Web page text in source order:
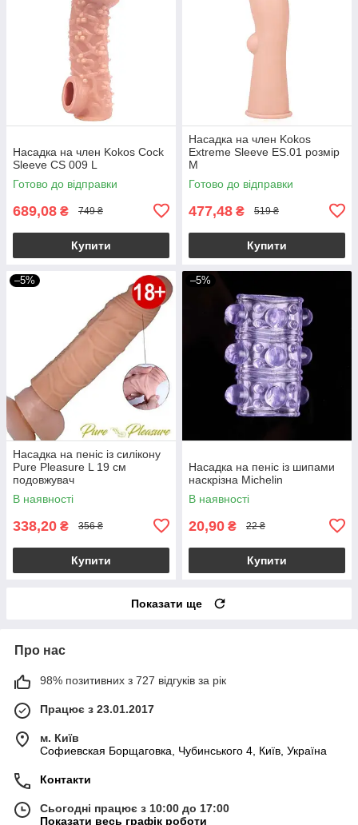
Насадка на член Kokos Cock
Sleeve CS 009 L
Готово до відправки
689,08 ₴ 749 ₴
Купити
Насадка на член Kokos
Extreme Sleeve ES.01 розмір
M
Готово до відправки
477,48 ₴ 519 ₴
Купити
–5%
Насадка на пеніс із силікону
Pure Pleasure L 19 см
подовжувач
В наявності
338,20 ₴ 356 ₴
Купити
–5%
Насадка на пеніс із шипами
наскрізна Michelin
В наявності
20,90 ₴ 22 ₴
Купити
Показати ще
Про нас
98% позитивних з 727 відгуків за рік
Працює з 23.01.2017
м. Київ
Софиевская Борщаговка, Чубинського 4, Київ, Україна
Контакти
Сьогодні працює з 10:00 до 17:00
Показати весь графік роботи